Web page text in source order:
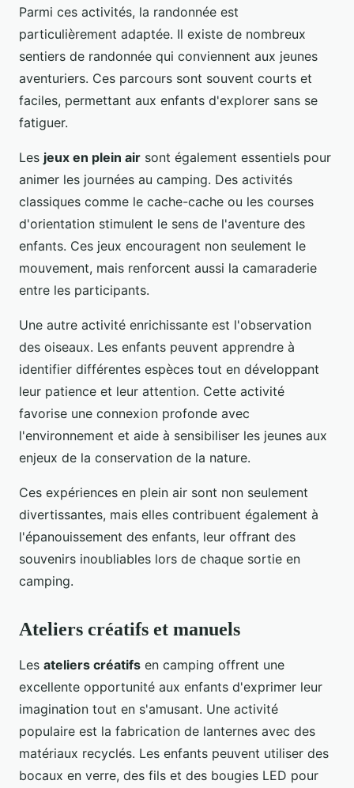
Parmi ces activités, la randonnée est
particulièrement adaptée. Il existe de nombreux
sentiers de randonnée qui conviennent aux jeunes
aventuriers. Ces parcours sont souvent courts et
faciles, permettant aux enfants d'explorer sans se
fatiguer.
Les jeux en plein air sont également essentiels pour
animer les journées au camping. Des activités
classiques comme le cache-cache ou les courses
d'orientation stimulent le sens de l'aventure des
enfants. Ces jeux encouragent non seulement le
mouvement, mais renforcent aussi la camaraderie
entre les participants.
Une autre activité enrichissante est l'observation
des oiseaux. Les enfants peuvent apprendre à
identifier différentes espèces tout en développant
leur patience et leur attention. Cette activité
favorise une connexion profonde avec
l'environnement et aide à sensibiliser les jeunes aux
enjeux de la conservation de la nature.
Ces expériences en plein air sont non seulement
divertissantes, mais elles contribuent également à
l'épanouissement des enfants, leur offrant des
souvenirs inoubliables lors de chaque sortie en
camping.
Ateliers créatifs et manuels
Les ateliers créatifs en camping offrent une
excellente opportunité aux enfants d'exprimer leur
imagination tout en s'amusant. Une activité
populaire est la fabrication de lanternes avec des
matériaux recyclés. Les enfants peuvent utiliser des
bocaux en verre, des fils et des bougies LED pour